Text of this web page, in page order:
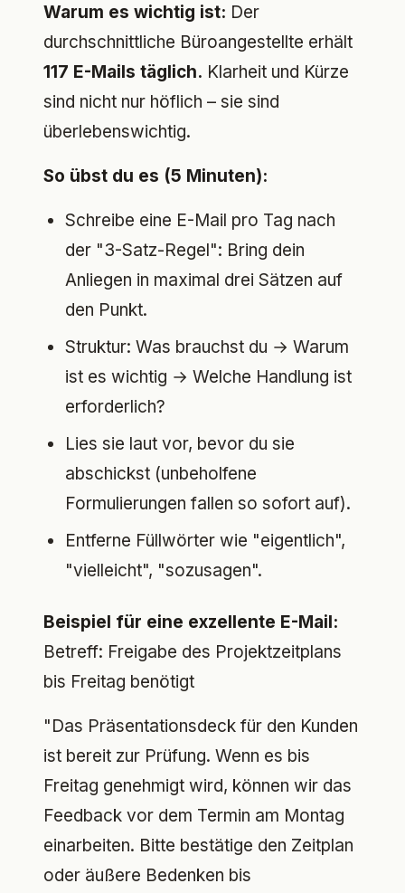
Warum es wichtig ist: Der
durchschnittliche Büroangestellte erhält
117 E-Mails täglich. Klarheit und Kürze
sind nicht nur höflich – sie sind
überlebenswichtig.
So übst du es (5 Minuten):
Schreibe eine E-Mail pro Tag nach
der "3-Satz-Regel": Bring dein
Anliegen in maximal drei Sätzen auf
den Punkt.
Struktur: Was brauchst du → Warum
ist es wichtig → Welche Handlung ist
erforderlich?
Lies sie laut vor, bevor du sie
abschickst (unbeholfene
Formulierungen fallen so sofort auf).
Entferne Füllwörter wie "eigentlich",
"vielleicht", "sozusagen".
Beispiel für eine exzellente E-Mail:
Betreff: Freigabe des Projektzeitplans
bis Freitag benötigt
"Das Präsentationsdeck für den Kunden
ist bereit zur Prüfung. Wenn es bis
Freitag genehmigt wird, können wir das
Feedback vor dem Termin am Montag
einarbeiten. Bitte bestätige den Zeitplan
oder äußere Bedenken bis